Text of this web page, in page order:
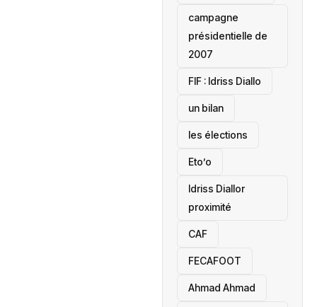
campagne
présidentielle de
2007
‎FIF : Idriss Diallo
un bilan
les élections
Eto’o
Idriss Diallor
proximité
CAF
FECAFOOT
‎Ahmad Ahmad